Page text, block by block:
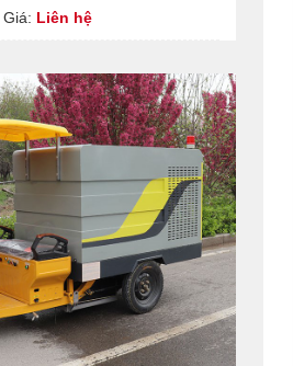
Giá: Liên hệ